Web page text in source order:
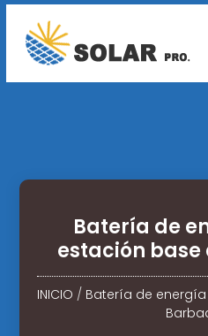
Batería de
estación base
INICIO / Batería de